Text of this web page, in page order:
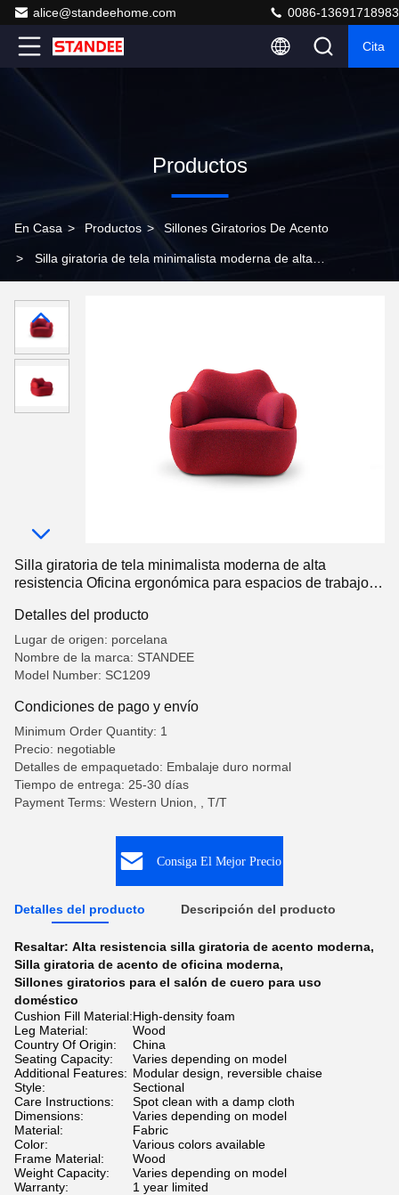
alice@standeehome.com 0086-13691718983
Cita
Productos
En Casa > Productos > Sillones Giratorios De Acento
> Silla giratoria de tela minimalista moderna de alta
en el hogar
Silla giratoria de tela minimalista moderna de alta
resistencia Oficina ergonómica para espacios de trabajo
Detalles del producto
Lugar de origen: porcelana
Nombre de la marca: STANDEE
Model Number: SC1209
Condiciones de pago y envío
Minimum Order Quantity: 1
Precio: negotiable
Detalles de empaquetado: Embalaje duro normal
Tiempo de entrega: 25-30 días
Payment Terms: Western Union, , T/T
Consiga El Mejor Precio
Detalles del producto Descripción del producto
Resaltar: Alta resistencia silla giratoria de acento moderna,
Silla giratoria de acento de oficina moderna,
Sillones giratorios para el salón de cuero para uso
doméstico
Cushion Fill Material:High-density foam
Leg Material:
Wood
Country Of Origin:
China
Seating Capacity:
Varies depending on model
Additional Features: Modular design, reversible chaise
Style:
Sectional
Care Instructions:
Spot clean with a damp cloth
Dimensions:
Varies depending on model
Material:
Fabric
Color:
Various colors available
Frame Material:
Wood
Weight Capacity:
Varies depending on model
Warranty:
1 year limited